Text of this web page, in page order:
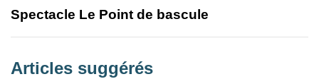
Spectacle Le Point de bascule
Articles suggérés